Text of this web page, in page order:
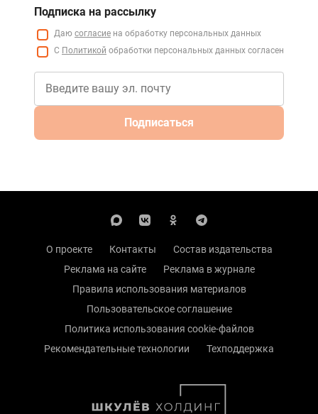
Подписка на рассылку
Даю согласие на обработку персональных данных
С Политикой обработки персональных данных согласен
Подписаться
О проекте Контакты
Состав издательства
Реклама на сайте
Реклама в журнале
Правила использования материалов
Пользовательское соглашение
Политика использования cookie-файлов
Рекомендательные технологии
Техподдержка